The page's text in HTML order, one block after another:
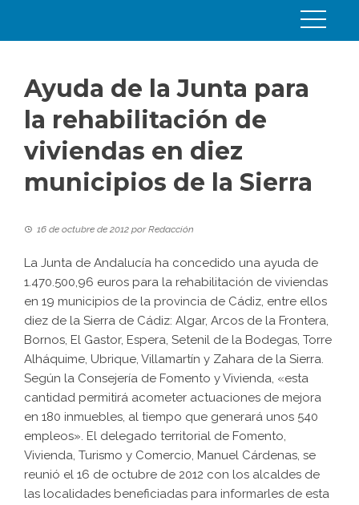
Ayuda de la Junta para
la rehabilitación de
viviendas en diez
municipios de la Sierra
16 de octubre de 2012 porRedacción
La Junta de Andalucía ha concedido una ayuda de
1.470.500,96 euros para la rehabilitación de viviendas
en 19 municipios de la provincia de Cádiz, entre ellos
diez de la Sierra de Cádiz: Algar, Arcos de la Frontera,
Bornos, El Gastor, Espera, Setenil de la Bodegas, Torre
Alháquime, Ubrique, Villamartín y Zahara de la Sierra.
Según la Consejería de Fomento y Vivienda, «esta
cantidad permitirá acometer actuaciones de mejora
en 180 inmuebles, al tiempo que generará unos 540
empleos». El delegado territorial de Fomento,
Vivienda, Turismo y Comercio, Manuel Cárdenas, se
reunió el 16 de octubre de 2012 con los alcaldes de
las localidades beneficiadas para informarles de esta